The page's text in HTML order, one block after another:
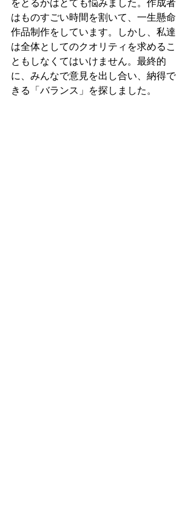
をとるかはとても悩みました。作成者
はものすごい時間を割いて、一生懸命
作品制作をしています。しかし、私達
は全体としてのクオリティを求めるこ
ともしなくてはいけません。最終的
に、みんなで意見を出し合い、納得で
きる「バランス」を探しました。